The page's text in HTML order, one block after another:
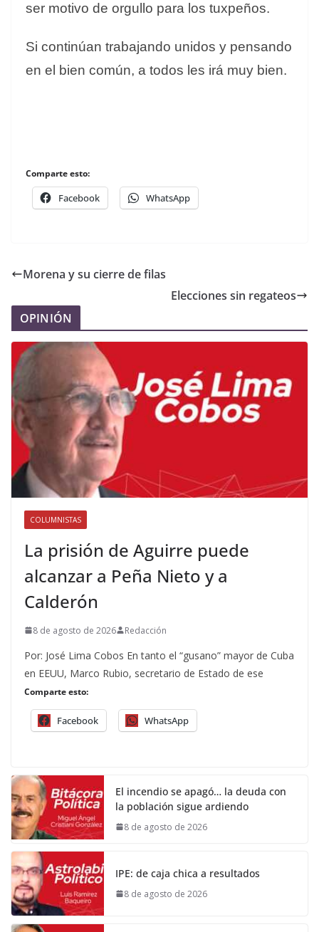
ser motivo de orgullo para los tuxpeños.
Si continúan trabajando unidos y pensando
en el bien común, a todos les irá muy bien.
Comparte esto:
Facebook WhatsApp
Morena y su cierre de filas
Elecciones sin regateos
OPINIÓN
COLUMNISTAS
La prisión de Aguirre puede
alcanzar a Peña Nieto y a
Calderón
8 de agosto de 2026 Redacción
Por: José Lima Cobos En tanto el “gusano” mayor de Cuba
en EEUU, Marco Rubio, secretario de Estado de ese
Comparte esto:
Facebook WhatsApp
El incendio se apagó… la deuda con
la población sigue ardiendo
8 de agosto de 2026
IPE: de caja chica a resultados
8 de agosto de 2026